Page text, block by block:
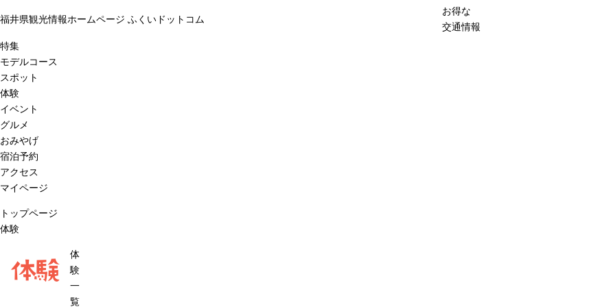
福井県観光情報ホームページ ふくいドットコム
お得な
交通情報
特集
モデルコース
スポット
体験
イベント
グルメ
おみやげ
宿泊予約
アクセス
マイページ
トップページ
体験
体験
体
験
一
覧